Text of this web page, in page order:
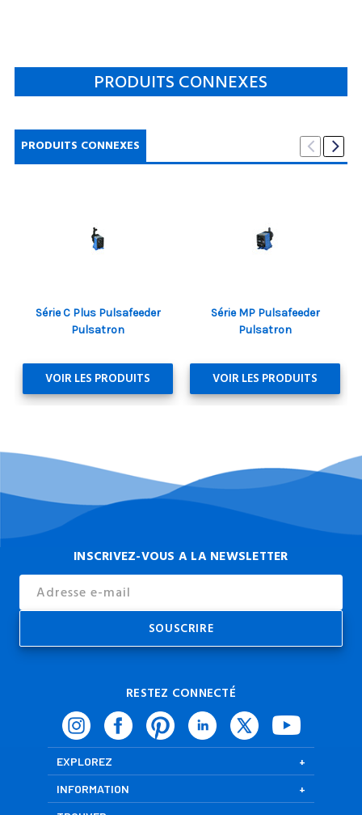
PRODUITS CONNEXES
PRODUITS CONNEXES
Série C Plus Pulsafeeder
Pulsatron
VOIR LES PRODUITS
Série MP Pulsafeeder
Pulsatron
VOIR LES PRODUITS
INSCRIVEZ-VOUS A LA NEWSLETTER
Address
RESTEZ CONNECTÉ
EXPLOREZ
INFORMATION